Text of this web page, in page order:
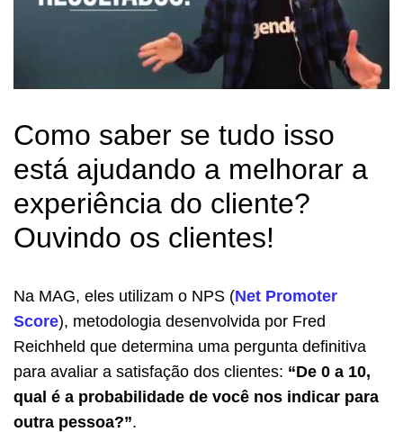
Como saber se tudo isso
está ajudando a melhorar a
experiência do cliente?
Ouvindo os clientes!
Na MAG, eles utilizam o NPS (Net Promoter
Score), metodologia desenvolvida por Fred
Reichheld que determina uma pergunta definitiva
para avaliar a satisfação dos clientes: “De 0 a 10,
qual é a probabilidade de você nos indicar para
outra pessoa?”.